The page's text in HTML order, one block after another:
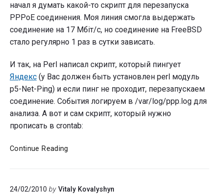
начал я думать какой-то скрипт для перезапуска
PPPoE соединения. Моя линия смогла выдержать
соединение на 17 Мбіт/с, но соединение на FreeBSD
стало регулярно 1 раз в сутки зависать.
И так, на Perl написал скрипт, который пингует
Яндекс (у Вас должен быть установлен perl модуль
p5-Net-Ping) и если пинг не проходит, перезапускаем
соединение. События логируем в /var/log/ppp.log для
анализа. А вот и сам скрипт, который нужно
прописать в crontab:
Continue Reading
FreeBSD?
24/02/2010 by Vitaly Kovalyshyn